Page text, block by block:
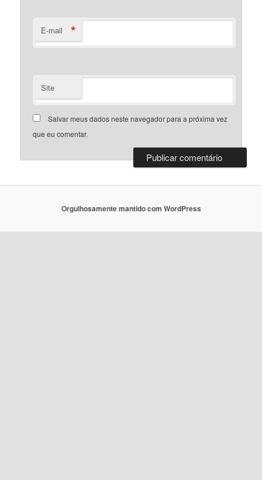
E-mail *
Site
Salvar meus dados neste navegador para a próxima vez
que eu comentar.
Orgulhosamente mantido com WordPress